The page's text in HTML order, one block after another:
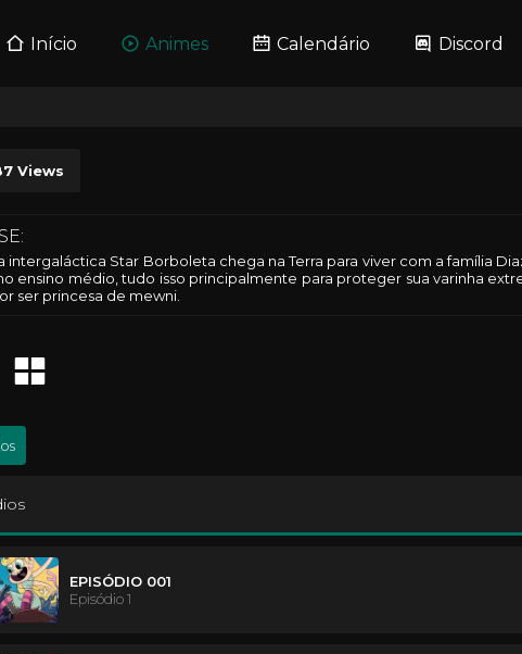
Início Animes Calendário Discord
Views
intergaláctica Star Borboleta chega na Terra para viver com a família
ensino médio, tudo isso principalmente para proteger sua varinha
ser princesa de mewni.
EPISÓDIO 001
Episódio 1